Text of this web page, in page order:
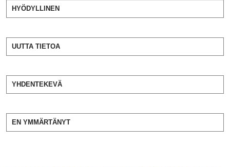
HYÖDYLLINEN
UUTTA TIETOA
YHDENTEKEVÄ
EN YMMÄRTÄNYT